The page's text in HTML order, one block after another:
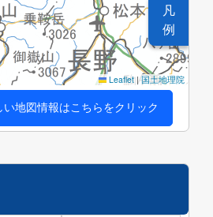
凡
例
Leaflet | 国土地理院
い地図情報はこちらをクリック